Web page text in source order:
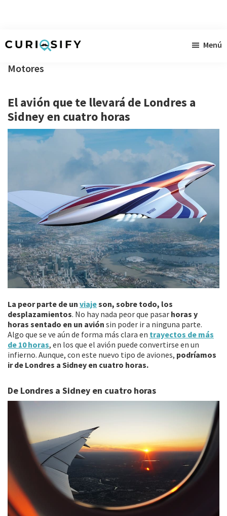
contenido
lateral
primaria
pie
página
raudales
Menú
Motores
El avión que te llevará de Londres a
Sidney en cuatro horas
La peor parte de un viajeson, sobre todo, los
desplazamientos. No hay nada peor que pasar horas y
horas sentado en un avión sin poder ir a ninguna parte.
Algo que se ve aún de forma más clara en trayectos de más
de 10 horas, en los que el avión puede convertirse en un
infierno. Aunque, con este nuevo tipo de aviones, podríamos
ir de Londres a Sidney en cuatro horas.
De Londres a Sidney en cuatro horas